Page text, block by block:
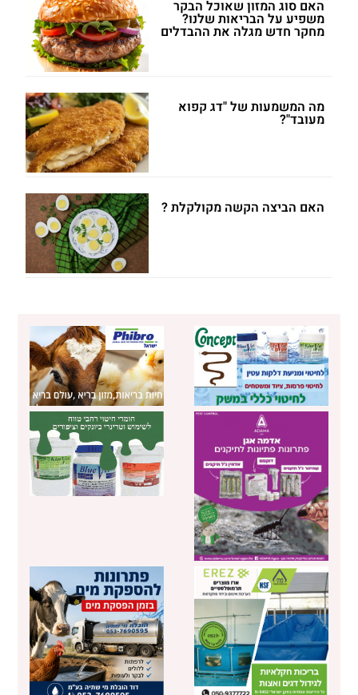
האם סוג המזון שאוכל הבקר
משפיע על הבריאות שלנו?
מחקר חדש מגלה את ההבדלים
מה המשמעות של "דג קפוא
מעובד"?
האם הביצה הקשה מקולקלת ?